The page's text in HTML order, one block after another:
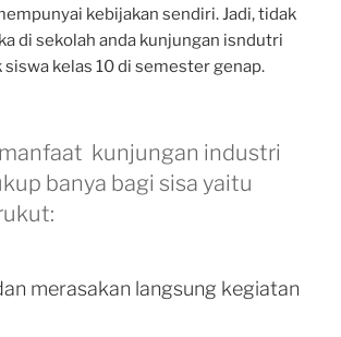
kebijakan sendiri. Jadi, tidak
di sekolah anda kunjungan isndutri
kelas 10 di semester genap.
kunjungan industri
banya bagi sisa yaitu
merasakan langsung kegiatan